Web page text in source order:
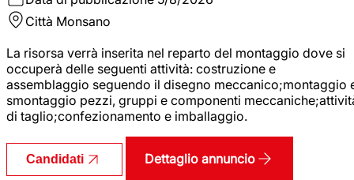
Città Monsano
La risorsa verrà inserita nel reparto del montaggio dove si
occuperà delle seguenti attività: costruzione e
assemblaggio seguendo il disegno meccanico;montaggio
smontaggio pezzi, gruppi e componenti
di taglio;confezionamento e imballaggio.
Candidati Dettaglio annuncio